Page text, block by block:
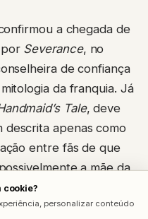
a chegada de
por Severance, no
de confiança
da franquia. Já
Tale, deve
apenas como
entre fãs de que
a mãe da
cookie?
personalizar conteúdo